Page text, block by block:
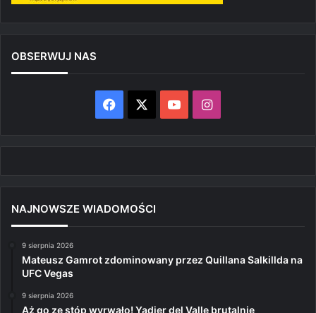
OBSERWUJ NAS
Facebook YouTubeInstagram
NAJNOWSZE WIADOMOŚCI
9 sierpnia 2026
Mateusz Gamrot zdominowany przez Quillana Salkillda na
UFC Vegas
9 sierpnia 2026
Aż go ze stóp wyrwało! Yadier del Valle brutalnie